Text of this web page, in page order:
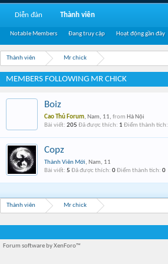
Thành viên Mr chick
MEMBERS FOLLOWING MR CHICK
Boiz
Cao Thủ Forum, Nam, 11, from Hà Nội
Bài viết: 205 Đã được thích: 1 Điểm thành tích:
Copz
Thành Viên Mới, Nam, 11
Bài viết: 5 Đã được thích: 0Điểm thành tích: 0
Thành viên Mr chick
Diễn đàn Thành viên
Notable Members Đang truy cập Hoạt động gần đây
Forum software by XenForo™